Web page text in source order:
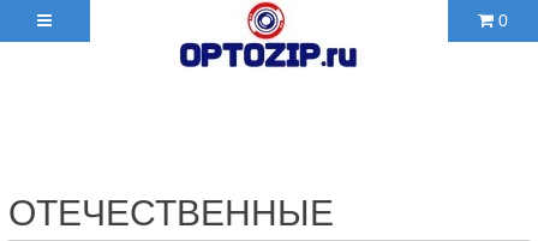
0
ОТЕЧЕСТВЕННЫЕ